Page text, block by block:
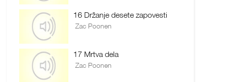
16 Držanje desete zapovesti
Zac Poonen
17 Mrtva dela
Zac Poonen